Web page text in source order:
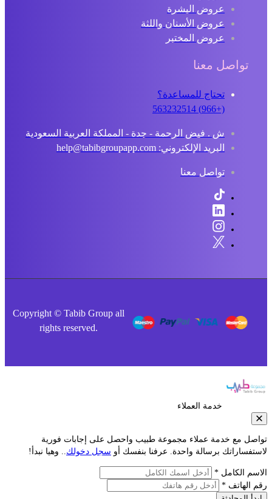
عروض البشرة
عروض الأسنان واللثة
عروض المختبر
تواصل معنا
تحتاج للمساعدة؟
ش . فيض الرحمة - جدة - المملكة العربية السعودية
البريد الإلكتروني: help@tabibgroupapp.com
تواصل معنا
Copyright © Tabib Group all
rights reserved.
خدمة العملاء
مع خدمة عملاء مجموعة طبيب واحصل على إجابات فورية
برسالة واحدة. عرفنا بنفسك أوسجل دخولك.. وهيا نبدأ!
الكامل *
الهاتف *